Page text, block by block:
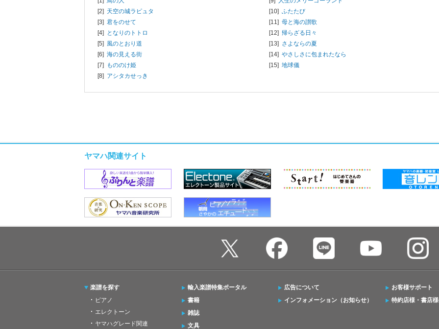
[2] 天空の城ラピュタ
[3] 君をのせて
[4] となりのトトロ
[5] 風のとおり道
[6] 海の見える街
[7] もののけ姫
[8] アシタカせっき
[10] ふたたび
[11] 母と海の讃歌
[12] 帰らざる日々
[13] さよならの夏
[14] やさしさに包まれたなら
[15] 地球儀
ヤマハ関連サイト
楽譜を探す
ピアノ
エレクトーン
ヤマハグレード関連
輸入楽譜特集ポータル
書籍
雑誌
文具
広告について
インフォメーション（お知らせ）
お客様サポート
特約店様・書店